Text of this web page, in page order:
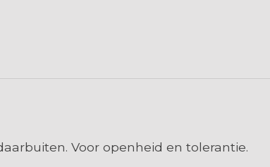
Voor openheid en tolerantie.